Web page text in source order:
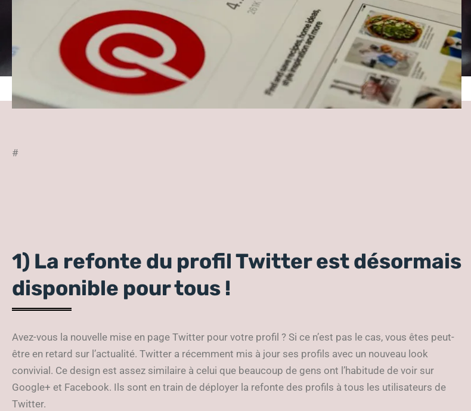
#
1) La refonte du profil Twitter est désormais
disponible pour tous !
Avez-vous la nouvelle mise en page Twitter pour votre profil ? Si ce n’est pas le cas, vous êtes peut-
être en retard sur l’actualité. Twitter a récemment mis à jour ses profils avec un nouveau look
convivial. Ce design est assez similaire à celui que beaucoup de gens ont l’habitude de voir sur
Google+ et Facebook. Ils sont en train de déployer la refonte des profils à tous les utilisateurs de
Twitter.